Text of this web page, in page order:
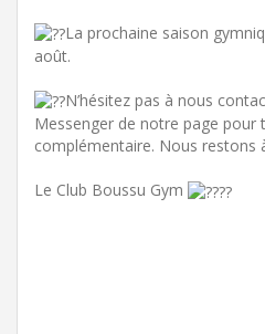
La prochaine saison
août.
N’hésitez pas à nous
Messenger de notre page pour
complémentaire. Nous restons
Le Club Boussu Gym